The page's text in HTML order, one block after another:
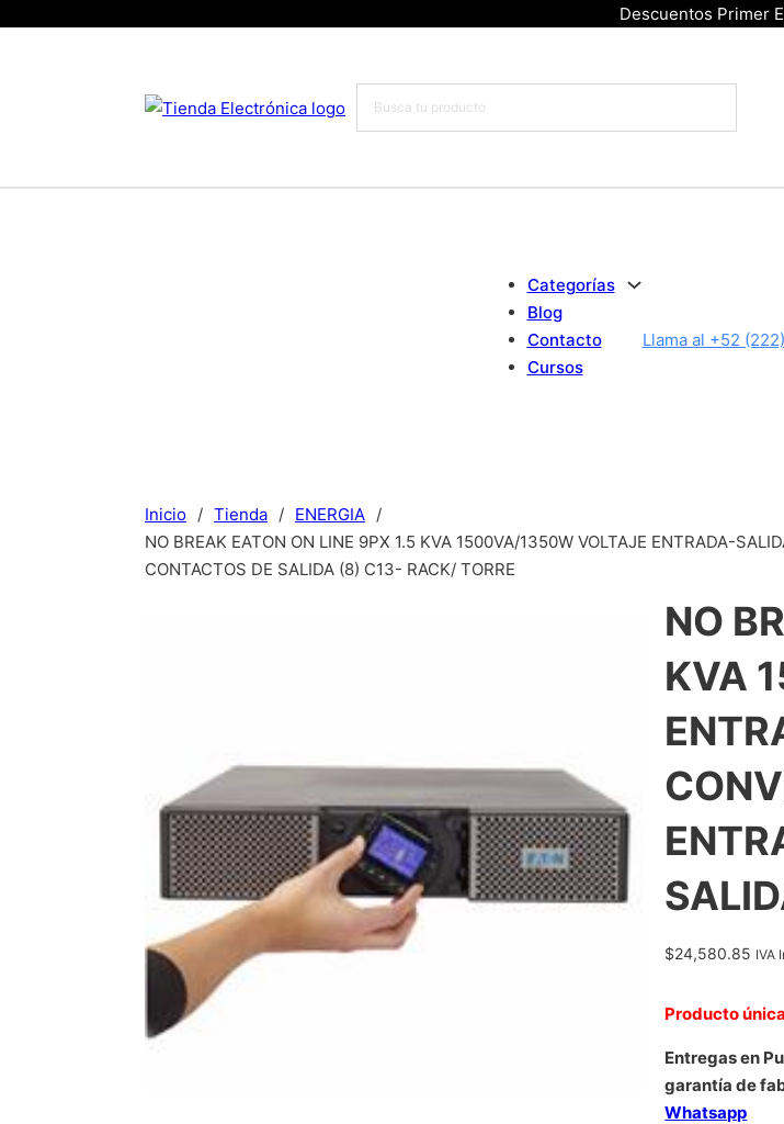
Descuentos Primer
Categorías
Blog
Contacto
Cursos
Llama al +52
Inicio / Tienda / ENERGIA /
NO BREAK EATON ON LINE 9PX 1.5 KVA 1500VA/1350W VOLTAJE ENTRADA-
CONTACTOS DE SALIDA (8) C13- RACK/ TORRE
NO
KVA
$24,580.85 IVA
Producto
Entregas en
garantía de
Whatsapp